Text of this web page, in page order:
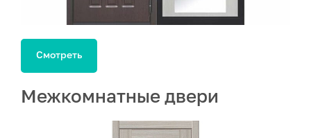
Смотреть
Межкомнатные двери